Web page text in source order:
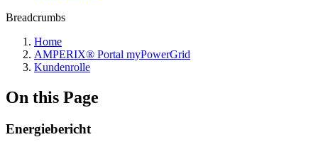
Breadcrumbs
Home
AMPERIX® Portal myPowerGrid
Kundenrolle
On this Page
Energiebericht